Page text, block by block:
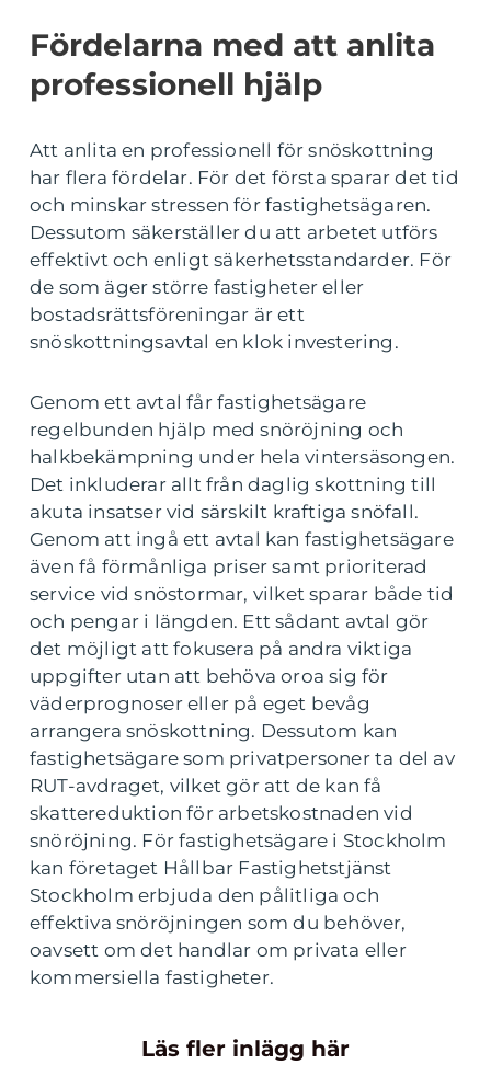
Fördelarna med att anlita
professionell hjälp
Att anlita en professionell för snöskottning
har flera fördelar. För det första sparar det tid
och minskar stressen för fastighetsägaren.
Dessutom säkerställer du att arbetet utförs
effektivt och enligt säkerhetsstandarder. För
de som äger större fastigheter eller
bostadsrättsföreningar är ett
snöskottningsavtal en klok investering.
Genom ett avtal får fastighetsägare
regelbunden hjälp med snöröjning och
halkbekämpning under hela vintersäsongen.
Det inkluderar allt från daglig skottning till
akuta insatser vid särskilt kraftiga snöfall.
Genom att ingå ett avtal kan fastighetsägare
även få förmånliga priser samt prioriterad
service vid snöstormar, vilket sparar både tid
och pengar i längden. Ett sådant avtal gör
det möjligt att fokusera på andra viktiga
uppgifter utan att behöva oroa sig för
väderprognoser eller på eget bevåg
arrangera snöskottning. Dessutom kan
fastighetsägare som privatpersoner ta del av
RUT-avdraget, vilket gör att de kan få
skattereduktion för arbetskostnaden vid
snöröjning. För fastighetsägare i Stockholm
kan företaget Hållbar Fastighetstjänst
Stockholm erbjuda den pålitliga och
effektiva snöröjningen som du behöver,
oavsett om det handlar om privata eller
kommersiella fastigheter.
Läs fler inlägg här